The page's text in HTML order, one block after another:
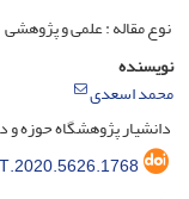
نوع مقاله : علمی و پژوهشی
نویسنده
محمد اسعدی
دانشیار پژوهشگاه حوزه و